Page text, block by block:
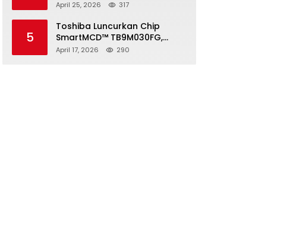
Operator Warehouse 2026,
April 25, 2026 317
5
Toshiba Luncurkan Chip
SmartMCD™ TB9M030FG,
Solusi Motor Otomotif Tanpa
April 17, 2026 290